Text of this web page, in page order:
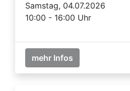
Samstag, 04.07.2026
10:00 - 16:00 Uhr
mehr Infos